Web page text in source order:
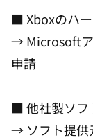
■ Xboxのハ
→ Microsoftア
申請
■ 他社製ソフ
→ ソフト提供